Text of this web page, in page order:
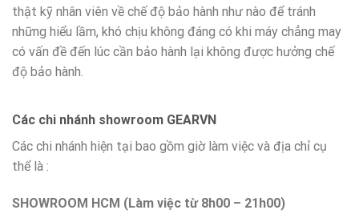
thật kỹ nhân viên về chế độ bảo hành như nào để tránh
những hiểu lầm, khó chịu không đáng có khi máy chẳng may
có vấn đề đến lúc cần bảo hành lại không được hưởng chế
độ bảo hành.
Các chi nhánh showroom GEARVN
Các chi nhánh hiện tại bao gồm giờ làm việc và địa chỉ cụ
thể là :
SHOWROOM HCM (Làm việc từ 8h00 – 21h00)